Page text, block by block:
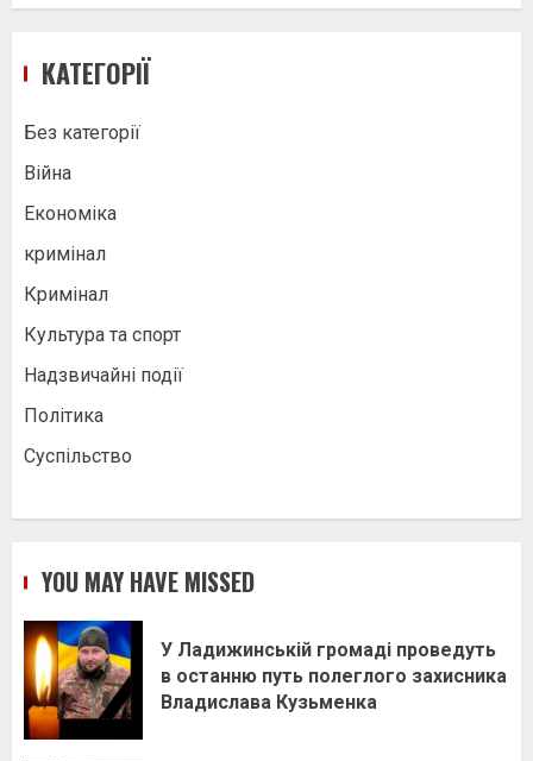
КАТЕГОРІЇ
Без категорії
Війна
Економіка
кримінал
Кримінал
Культура та спорт
Надзвичайні події
Політика
Суспільство
YOU MAY HAVE MISSED
У Ладижинській громаді проведуть
в останню путь полеглого захисника
Владислава Кузьменка